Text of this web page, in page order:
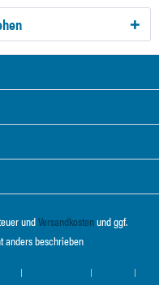
undVersandkostenund ggf.
anders beschrieben